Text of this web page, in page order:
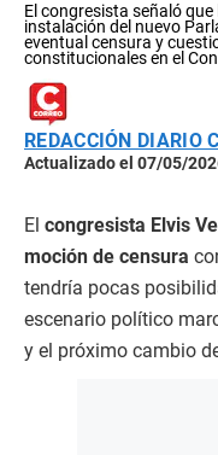
El congresista señaló
instalación del nuevo
eventual censura y
constitucionales en el
REDACCIÓN DIARIO
Actualizado el 07/05/
El congresista Elvis
moción de censura
tendría pocas
escenario político
y el próximo cambio